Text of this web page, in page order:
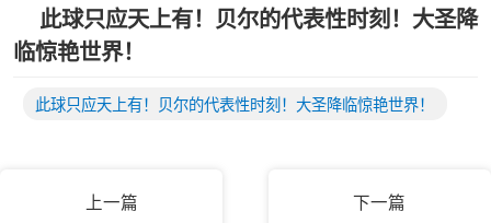
此球只应天上有！贝尔的代表性时刻！大圣降
临惊艳世界！
此球只应天上有！贝尔的代表性时刻！大圣降临惊艳世界！
上一篇
下一篇